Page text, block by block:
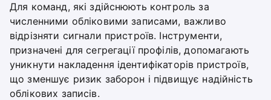
Для команд, які здійснюють контроль за
численними обліковими записами, важливо
відрізняти сигнали пристроїв. Інструменти,
призначені для сегрегації профілів, допомагають
уникнути накладення ідентифікаторів пристроїв,
що зменшує ризик заборон і підвищує надійність
облікових записів.